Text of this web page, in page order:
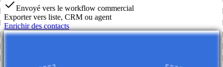
Envoyé vers le workflow commercial
Exporter vers liste, CRM ou agent
Enrichir des contacts